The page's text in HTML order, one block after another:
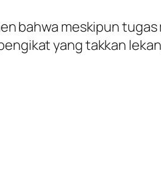
bahwa meskipun tugas
yang takkan